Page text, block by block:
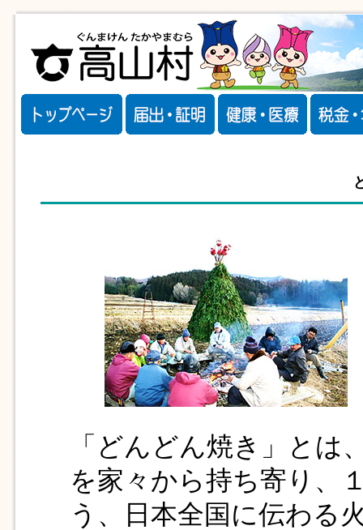
「どんどん焼き」とは
を家々から持ち寄り、
う、日本全国に伝わる